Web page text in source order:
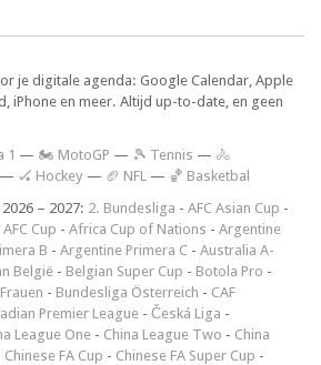
je digitale agenda: Google Calendar, Apple
iPhone en meer. Altijd up-to-date, en geen
1 — 🏍 MotoGP — 🎾 Tennis — 🚴
— 🏑 Hockey — 🏈 NFL — 🏀 Basketbal
– 2027: 2. Bundesliga - AFC Asian Cup -
AFC Cup - Africa Cup of Nations - Argentine
B - Argentine Primera C - Australia A-
België - Belgian Super Cup - Botola Pro -
- Bundesliga Österreich - CAF
Premier League - Česká Liga -
League One - China League Two - China
Chinese FA Cup - Chinese FA Super Cup -